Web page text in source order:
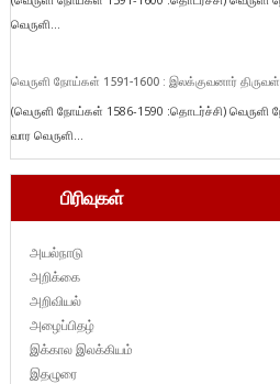
வெருளி...
வெருளி நோய்கள் 1591-1600 : இலக்குவனார்
(வெருளி நோய்கள் 1586-1590 :தொடர்ச்சி)
வார வெருளி...
பிரிவுகள்
அயல்நாடு
அறிக்கை
அறிவியல்
அழைப்பிதழ்
இக்கால இலக்கியம்
இதழுரை